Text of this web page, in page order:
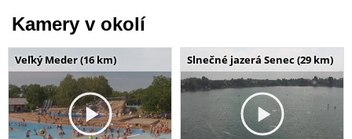
Kamery v okolí
Veľký Meder (16 km) Slnečné jazerá Senec (29 km)